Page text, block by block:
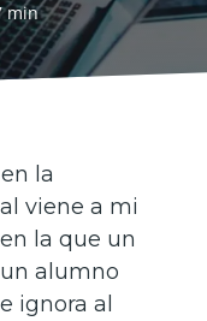
min
la
viene a mi
la que un
alumno
ignora al